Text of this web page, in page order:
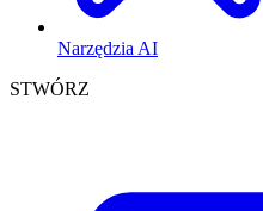
Narzędzia AI
STWÓRZ